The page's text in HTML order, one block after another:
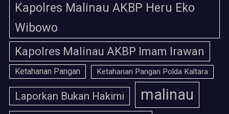
Kapolres Malinau AKBP Heru Eko
Wibowo
Kapolres Malinau AKBP Imam Irawan
Ketahanan Pangan Ketahanan Pangan Polda Kaltara
Laporkan Bukan Hakimi malinau